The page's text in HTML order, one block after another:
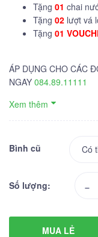
Tặng 01 chai
Tặng 02 lượt vá
Tặng 01
ÁP DỤNG CHO CÁC
NGAY 084.89.11111
Xem thêm
Bình cũ
Số lượng: -
MUA LẺ